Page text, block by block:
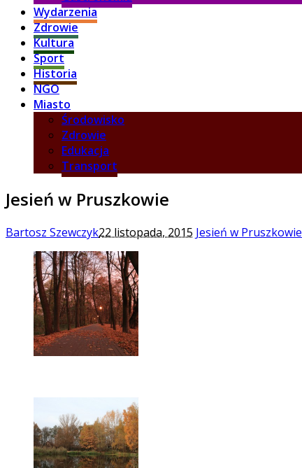
Wydarzenia
Zdrowie
Kultura
Sport
Historia
NGO
Miasto
Środowisko
Zdrowie
Edukacja
Transport
Jesień w Pruszkowie
Bartosz Szewczyk22 listopada, 2015 Jesień w Pruszkowie